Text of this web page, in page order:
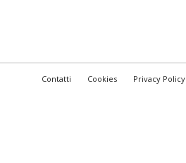
Contatti Cookies Privacy Policy